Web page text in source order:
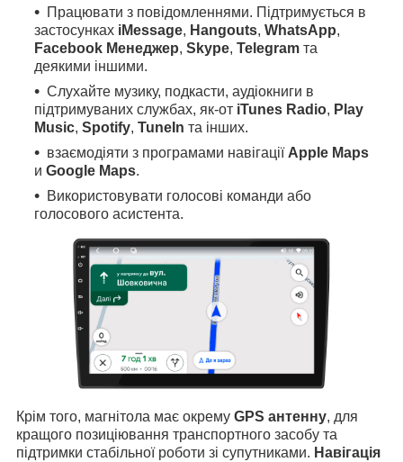
Працювати з повідомленнями. Підтримується в
застосунках iMessage, Hangouts, WhatsApp,
Facebook Менеджер, Skype, Telegram та
деякими іншими.
Слухайте музику, подкасти, аудіокниги в
підтримуваних службах, як-от iTunes Radio, Play
Music, Spotify, TuneIn та інших.
взаємодіяти з програмами навігації Apple Maps
и Google Maps.
Використовувати голосові команди або
голосового асистента.
Крім того, магнітола має окрему GPS антенну, для
кращого позиціювання транспортного засобу та
підтримки стабільної роботи зі супутниками. Навігація